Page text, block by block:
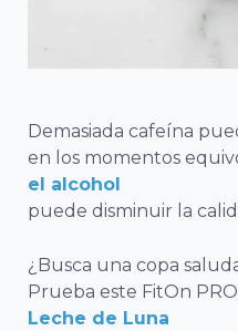
Demasiada cafeína
en los momentos
el alcohol
puede disminuir la
¿Busca una copa
Prueba este FitOn PRO
Leche de Luna